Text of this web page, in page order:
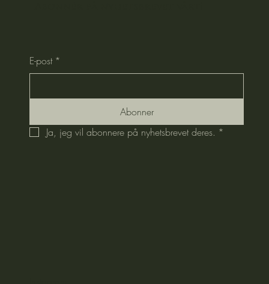
E-post *
Abonner
Ja, jeg vil abonnere på nyhetsbrevet deres. *